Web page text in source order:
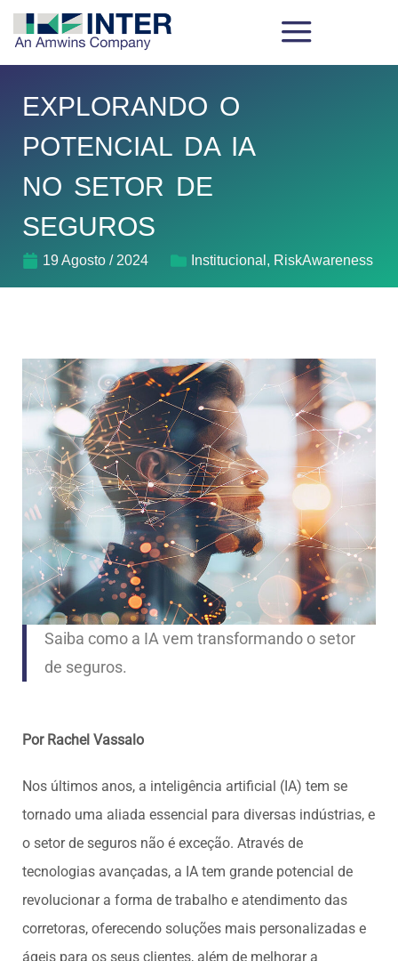
EXPLORANDO O
POTENCIAL DA IA
NO SETOR DE
SEGUROS
19 Agosto / 2024 Institucional , RiskAwareness
Saiba como a IA vem transformando o setor
de seguros.
Por Rachel Vassalo
Nos últimos anos, a inteligência artificial (IA) tem se
tornado uma aliada essencial para diversas indústrias, e
o setor de seguros não é exceção. Através de
tecnologias avançadas, a IA tem grande potencial de
revolucionar a forma de trabalho e atendimento das
corretoras, oferecendo soluções mais personalizadas e
ágeis para os seus clientes, além de melhorar a